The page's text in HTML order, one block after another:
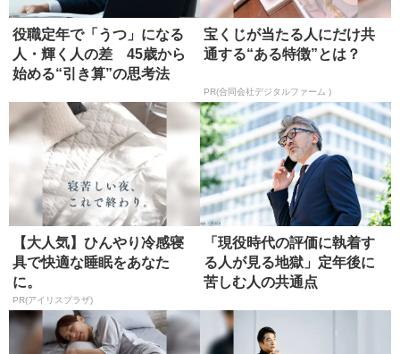
役職定年で「うつ」になる
人・輝く人の差 45歳から
始める“引き算”の思考法
宝くじが当たる人にだけ共
通する“ある特徴”とは？
PR(合同会社デジタルファーム )
【大人気】ひんやり冷感寝
具で快適な睡眠をあなた
に。
PR(アイリスプラザ)
「現役時代の評価に執着す
る人が見る地獄」定年後に
苦しむ人の共通点